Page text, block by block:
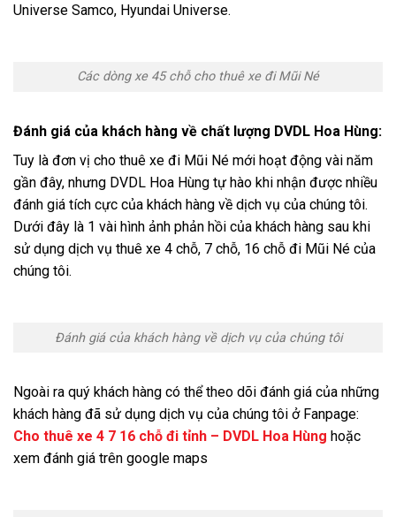
Universe Samco, Hyundai Universe.
Các dòng xe 45 chỗ cho thuê xe đi Mũi Né
Đánh giá của khách hàng về chất lượng DVDL Hoa Hùng:
Tuy là đơn vị cho thuê xe đi Mũi Né mới hoạt động vài năm
gần đây, nhưng DVDL Hoa Hùng tự hào khi nhận được nhiều
đánh giá tích cực của khách hàng về dịch vụ của chúng tôi.
Dưới đây là 1 vài hình ảnh phản hồi của khách hàng sau khi
sử dụng dịch vụ thuê xe 4 chỗ, 7 chỗ, 16 chỗ đi Mũi Né của
chúng tôi.
Đánh giá của khách hàng về dịch vụ của chúng tôi
Ngoài ra quý khách hàng có thể theo dõi đánh giá của những
khách hàng đã sử dụng dịch vụ của chúng tôi ở Fanpage:
Cho thuê xe 4 7 16 chỗ đi tỉnh – DVDL Hoa Hùng hoặc
xem đánh giá trên google maps